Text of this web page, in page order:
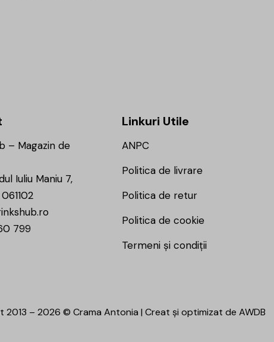
– Magazin de
Iuliu Maniu 7,
799
Linkuri Utile
ANPC
Politica de livrare
Politica de retur
Politica de cookie
Termeni și condiții
2013 – 2026 © Crama Antonia | Creat și optimizat de AWDB